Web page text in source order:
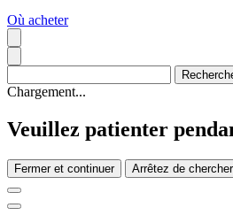
Où acheter
Chargement...
Veuillez patienter
Fermer et continuer Arrêtez de chercher